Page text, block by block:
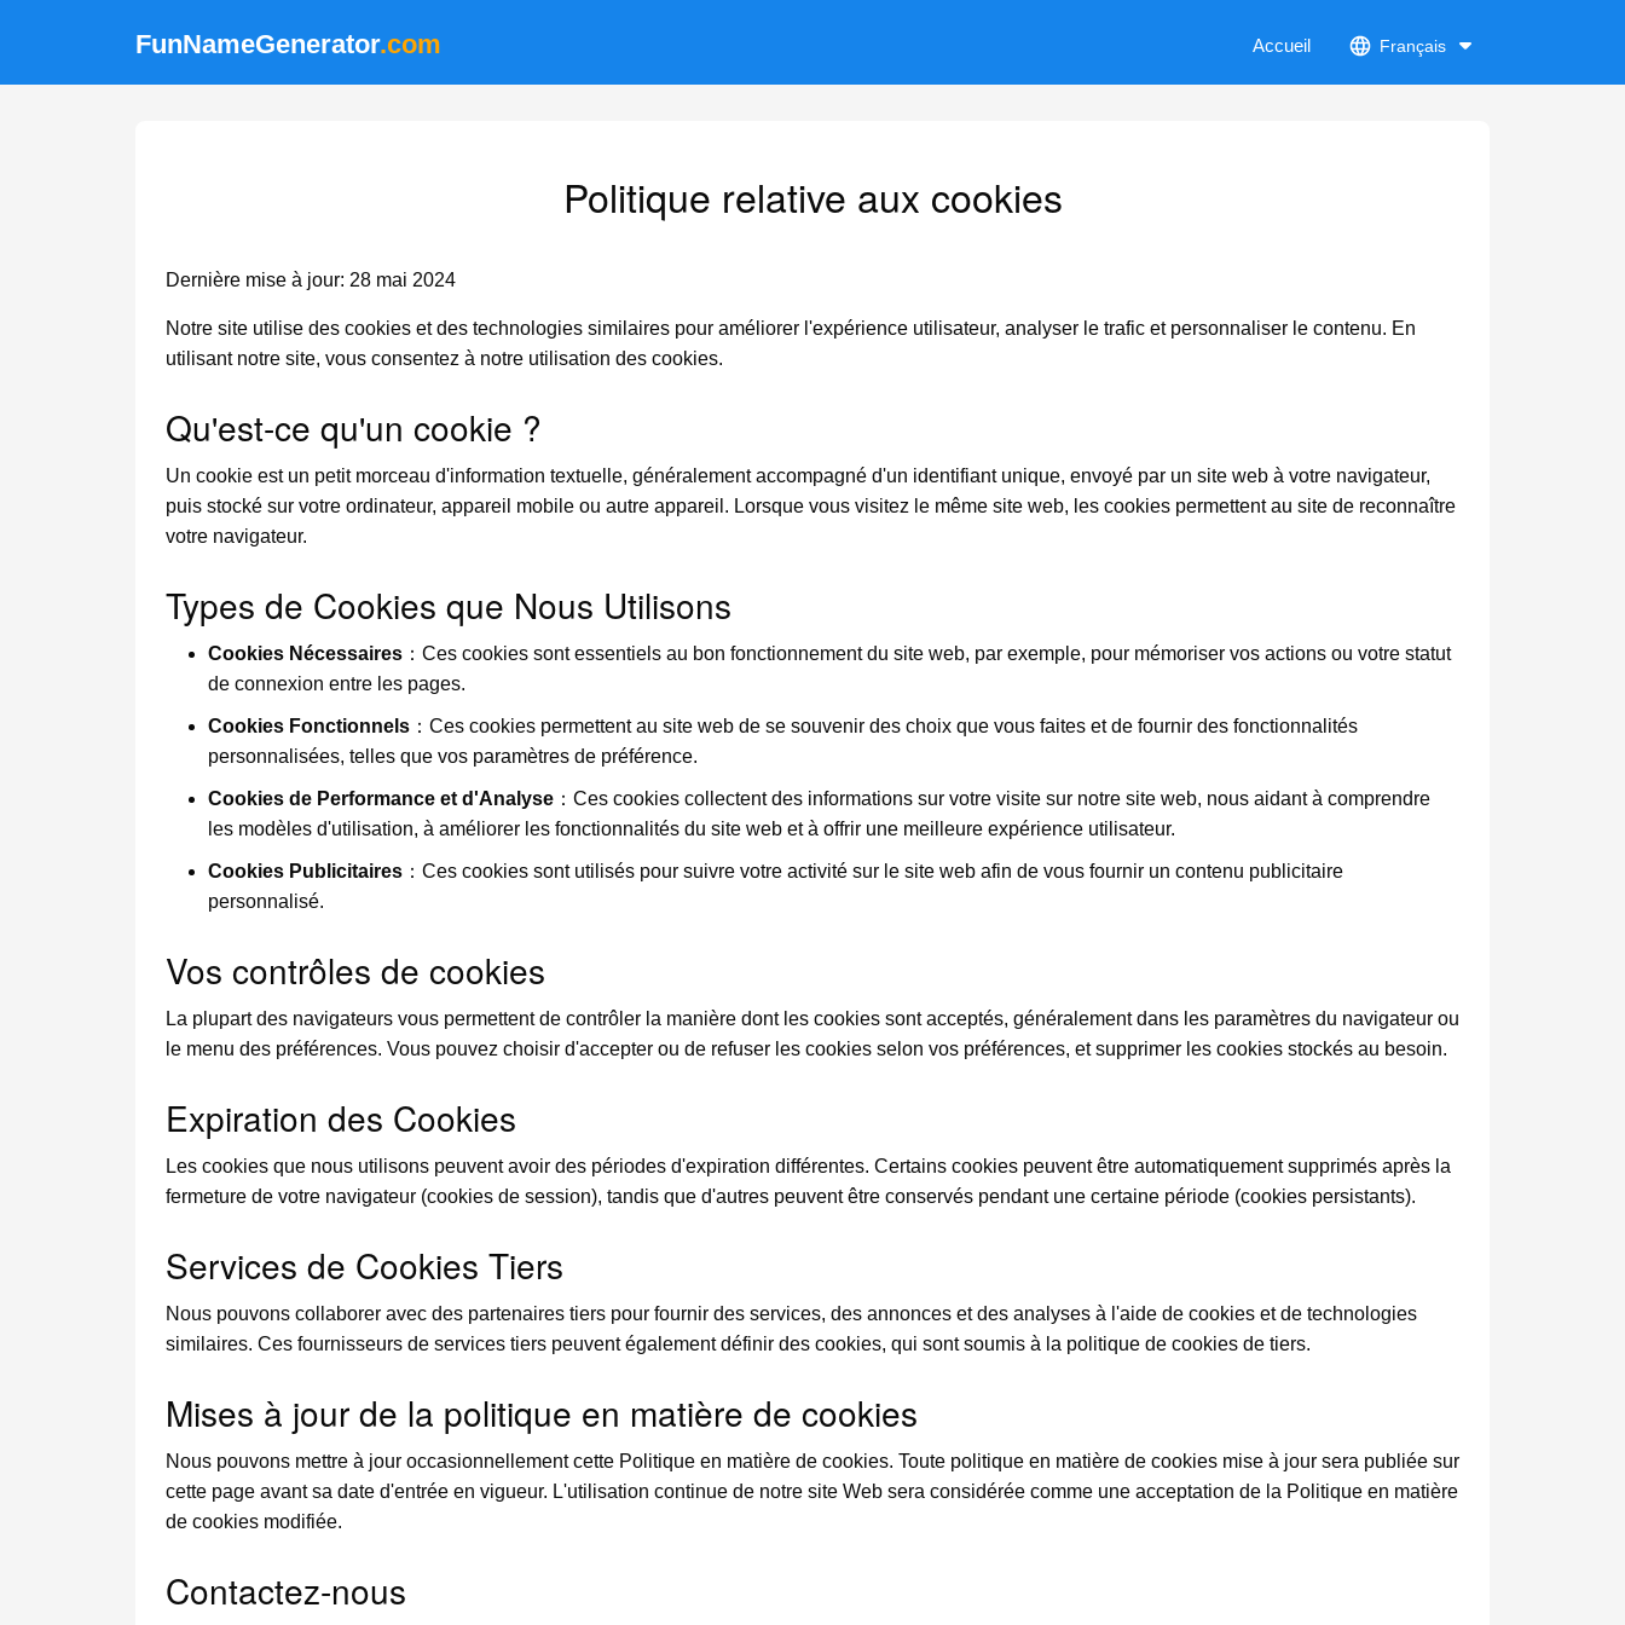
FunNameGenerator.com Accueil Français
Politique relative aux cookies
Dernière mise à jour: 28 mai 2024
Notre site utilise des cookies et des technologies similaires pour améliorer l'expérience utilisateur, analyser le trafic et personnaliser le contenu. En
utilisant notre site, vous consentez à notre utilisation des cookies.
Qu'est-ce qu'un cookie ?
Un cookie est un petit morceau d'information textuelle, généralement accompagné d'un identifiant unique, envoyé par un site web à votre navigateur,
puis stocké sur votre ordinateur, appareil mobile ou autre appareil. Lorsque vous visitez le même site web, les cookies permettent au site de reconnaître
votre navigateur.
Types de Cookies que Nous Utilisons
Cookies Nécessaires ：Ces cookies sont essentiels au bon fonctionnement du site web, par exemple, pour mémoriser vos actions ou votre statut
de connexion entre les pages.
Cookies Fonctionnels ：Ces cookies permettent au site web de se souvenir des choix que vous faites et de fournir des fonctionnalités
personnalisées, telles que vos paramètres de préférence.
Cookies de Performance et d'Analyse ：Ces cookies collectent des informations sur votre visite sur notre site web, nous aidant à comprendre
les modèles d'utilisation, à améliorer les fonctionnalités du site web et à offrir une meilleure expérience utilisateur.
Cookies Publicitaires ：Ces cookies sont utilisés pour suivre votre activité sur le site web afin de vous fournir un contenu publicitaire
personnalisé.
Vos contrôles de cookies
La plupart des navigateurs vous permettent de contrôler la manière dont les cookies sont acceptés, généralement dans les paramètres du navigateur ou
le menu des préférences. Vous pouvez choisir d'accepter ou de refuser les cookies selon vos préférences, et supprimer les cookies stockés au besoin.
Expiration des Cookies
Les cookies que nous utilisons peuvent avoir des périodes d'expiration différentes. Certains cookies peuvent être automatiquement supprimés après la
fermeture de votre navigateur (cookies de session), tandis que d'autres peuvent être conservés pendant une certaine période (cookies persistants).
Services de Cookies Tiers
Nous pouvons collaborer avec des partenaires tiers pour fournir des services, des annonces et des analyses à l'aide de cookies et de technologies
similaires. Ces fournisseurs de services tiers peuvent également définir des cookies, qui sont soumis à la politique de cookies de tiers.
Mises à jour de la politique en matière de cookies
Nous pouvons mettre à jour occasionnellement cette Politique en matière de cookies. Toute politique en matière de cookies mise à jour sera publiée sur
cette page avant sa date d'entrée en vigueur. L'utilisation continue de notre site Web sera considérée comme une acceptation de la Politique en matière
de cookies modifiée.
Contactez-nous